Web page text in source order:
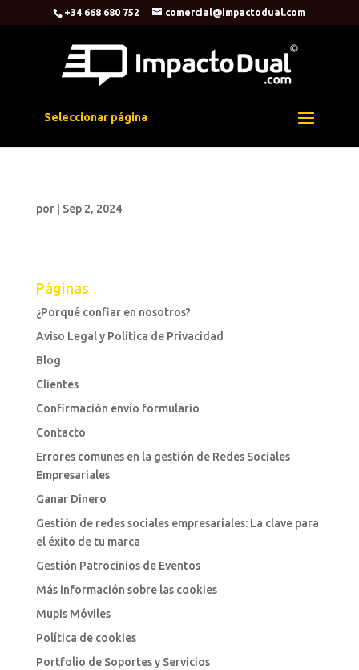
+34 668 680 752 comercial@impactodual.com
Seleccionar página
por Sep 2, 2024
Páginas
¿Porqué confiar en nosotros?
Aviso Legal y Política de Privacidad
Blog
Clientes
Confirmación envío formulario
Contacto
Errores comunes en la gestión de Redes Sociales
Empresariales
Ganar Dinero
Gestión de redes sociales empresariales: La clave para
el éxito de tu marca
Gestión Patrocinios de Eventos
Más información sobre las cookies
Mupis Móviles
Política de cookies
Portfolio de Soportes y Servicios